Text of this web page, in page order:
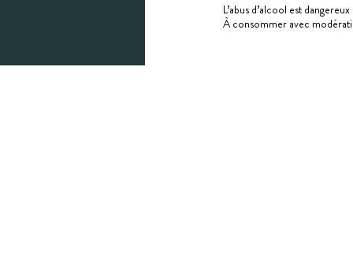
L’abus d’alcool est
À consommer avec